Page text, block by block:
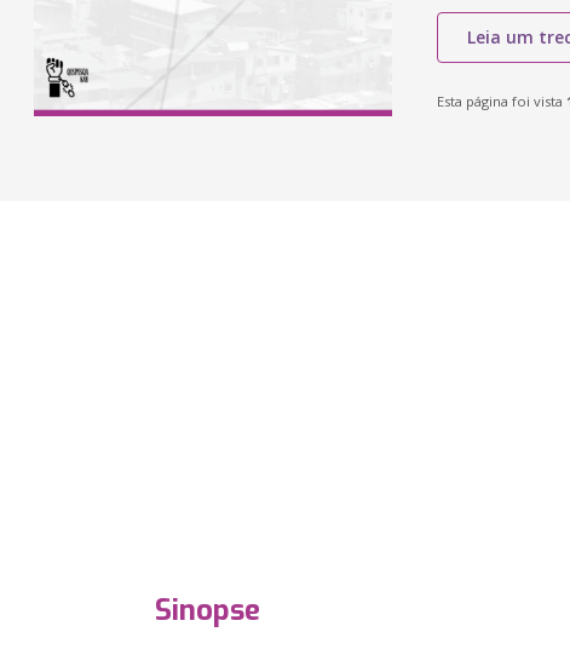
Leia um
Esta página foi vista
Sinopse